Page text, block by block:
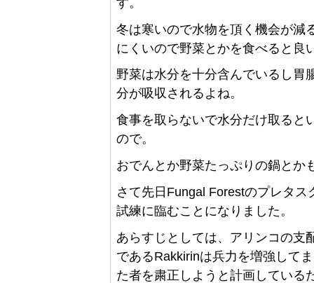
冬は寒いので水物を頂く機会が減
にくいので野菜とかを食べると良
野菜は水分を十分含んでいるし胃
分が吸収されるよね。
食事を取らないで水分だけ取ると
ので。
おでんとか野菜たっぷりの鍋とか
さて先日Fungal Forestのプレタ
試練に臨むことになりました。
あらすじとしては、アリンコの支
であるRakkirinは兵力を増強して
た者を粛正しようと計画している